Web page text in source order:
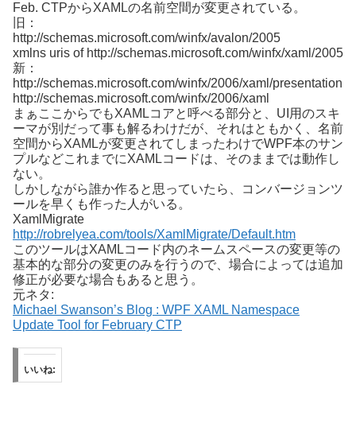
Feb. CTPからXAMLの名前空間が変更されている。
旧：
http://schemas.microsoft.com/winfx/avalon/2005
xmlns uris of http://schemas.microsoft.com/winfx/xaml/2005
新：
http://schemas.microsoft.com/winfx/2006/xaml/presentation
http://schemas.microsoft.com/winfx/2006/xaml
まぁここからでもXAMLコアと呼べる部分と、UI用のスキ
ーマが別だって事も解るわけだが、それはともかく、名前
空間からXAMLが変更されてしまったわけでWPF本のサン
プルなどこれまでにXAMLコードは、そのままでは動作し
ない。
しかしながら誰か作ると思っていたら、コンバージョンツ
ールを早くも作った人がいる。
XamlMigrate
http://robrelyea.com/tools/XamlMigrate/Default.htm
このツールはXAMLコード内のネームスペースの変更等の
基本的な部分の変更のみを行うので、場合によっては追加
修正が必要な場合もあると思う。
元ネタ:
Michael Swanson’s Blog : WPF XAML Namespace
Update Tool for February CTP
いいね: